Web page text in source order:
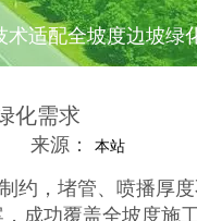
适配全坡度边坡绿
化需求
来源： 本站
，堵管、喷播厚
成功覆盖全坡度施工